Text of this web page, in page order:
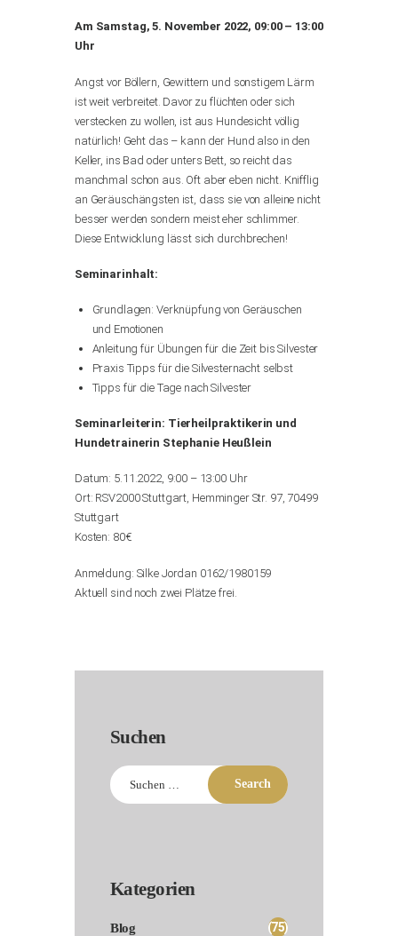
Am Samstag, 5. November 2022, 09:00 – 13:00
Uhr
Angst vor Böllern, Gewittern und sonstigem Lärm
ist weit verbreitet. Davor zu flüchten oder sich
verstecken zu wollen, ist aus Hundesicht völlig
natürlich! Geht das – kann der Hund also in den
Keller, ins Bad oder unters Bett, so reicht das
manchmal schon aus. Oft aber eben nicht. Knifflig
an Geräuschängsten ist, dass sie von alleine nicht
besser werden sondern meist eher schlimmer.
Diese Entwicklung lässt sich durchbrechen!
Seminarinhalt:
Grundlagen: Verknüpfung von Geräuschen
und Emotionen
Anleitung für Übungen für die Zeit bis Silvester
Praxis Tipps für die Silvesternacht selbst
Tipps für die Tage nach Silvester
Seminarleiterin: Tierheilpraktikerin und
Hundetrainerin Stephanie Heußlein
Datum: 5.11.2022, 9:00 – 13:00 Uhr
Ort: RSV2000 Stuttgart, Hemminger Str. 97, 70499
Stuttgart
Kosten: 80€
Anmeldung: Silke Jordan 0162/1980159
Aktuell sind noch zwei Plätze frei.
Suchen
Suchen
nach:
Kategorien
Blog (75)